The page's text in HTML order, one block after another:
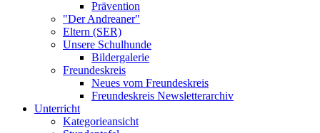
Prävention
"Der Andreaner"
Eltern (SER)
Unsere Schulhunde
Bildergalerie
Freundeskreis
Neues vom Freundeskreis
Freundeskreis Newsletterarchiv
Unterricht
Kategorieansicht